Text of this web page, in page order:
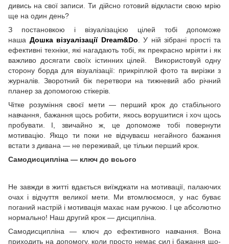
дивись на свої записи. Ти дійсно готовий відкласти свою мрію
ще на один день?
З постановкою і візуалізацією цілей тобі допоможе
наша Дошка візуалізації Dream&Do . У ній зібрані прості та
ефективні техніки, які нагадають тобі, як прекрасно мріяти і як
важливо досягати своїх істинних цілей. Використовуй одну
сторону борда для візуалізації: прикріплюй фото та вирізки з
журналів. Зворотний бік перетвори на тижневий або річний
планер за допомогою стікерів.
Чітке розуміння своєї мети — перший крок до стабільного
навчання, бажання щось робити, якось ворушитися і хоч щось
пробувати. І, звичайно ж, це допоможе тобі повернути
мотивацію. Якщо ти поки не відчуваєш негайного бажання
встати з дивана — не переживай, це тільки перший крок.
Самодисципліна — ключ до всього
Не завжди в житті вдається виїжджати на мотивації, палаючих
очах і відчуття великої мети. Ми втомлюємося, у нас буває
поганий настрій і мотивація махає нам ручкою. І це абсолютно
нормально! Наш другий крок — дисципліна.
Самодисципліна — ключ до ефективного навчання. Вона
приходить на допомогу, коли просто немає сил і бажання що-